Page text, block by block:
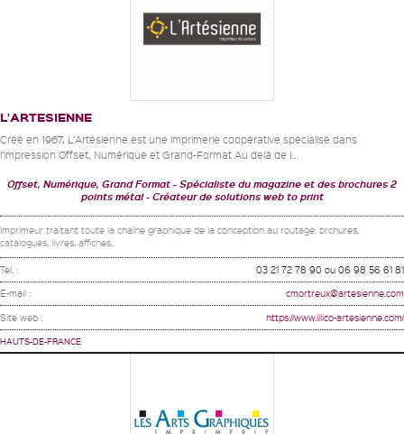
L’ARTESIENNE
Créé en 1967, L’Artésienne est une imprimerie coopérative spécialisé dans
l’impression Offset, Numérique et Grand-Format Au delà de l...
Offset, Numérique, Grand Format
Spécialiste du magazine et des brochures 2
points métal
Créateur de solutions web to print
Imprimeur traitant toute la chaîne graphique de la conception au routage: brchures,
catalogues, livres, affiches..
Tel. : 03 21 72 78 90 ou 06 98 56 61 81
E-mail : cmortreux@artesienne.com
Site web : https://www.illico-artesienne.com/
HAUTS-DE-FRANCE